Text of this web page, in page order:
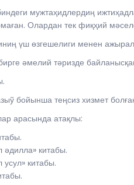
мужтаҳидлердиң
Олардан тек фиқҳий
үш өзгешелиги менен
әмелий тәризде
бойынша теңсиз хизмет
арасында атақлы:
китабы.
китабы.